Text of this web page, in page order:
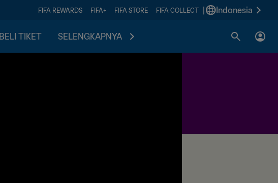
FIFA REWARDS FIFA+ FIFA STORE FIFA COLLECT Indonesia
BELI TIKET SELENGKAPNYA